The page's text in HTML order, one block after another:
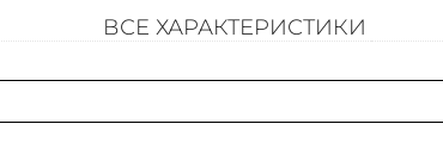
ВСЕ ХАРАКТЕРИСТИКИ